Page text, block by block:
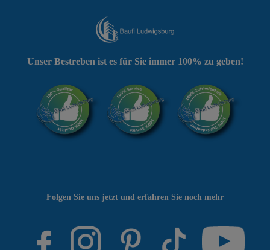
Folgen Sie uns jetzt und erfahren Sie noch mehr
Unser Bestreben ist es für Sie immer 100% zu geben!